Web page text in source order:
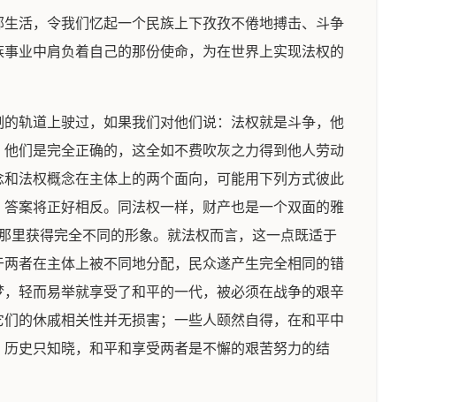
活，令我们忆起一个民族上下孜孜不倦地搏击、斗争
业中肩负着自己的那份使命，为在世界上实现法权的
轨道上驶过，如果我们对他们说：法权就是斗争，他
们是完全正确的，这全如不费吹灰之力得到他人劳动
法权概念在主体上的两个面向，可能用下列方式彼此
案将正好相反。同法权一样，财产也是一个双面的雅
里获得完全不同的形象。就法权而言，这一点既适于
者在主体上被不同地分配，民众遂产生完全相同的错
轻而易举就享受了和平的一代，被必须在战争的艰辛
的休戚相关性并无损害；一些人颐然自得，在和平中
史只知晓，和平和享受两者是不懈的艰苦努力的结